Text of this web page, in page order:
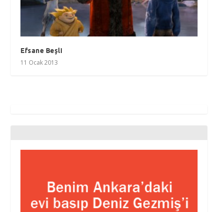
Efsane Beşli
11 Ocak 2013